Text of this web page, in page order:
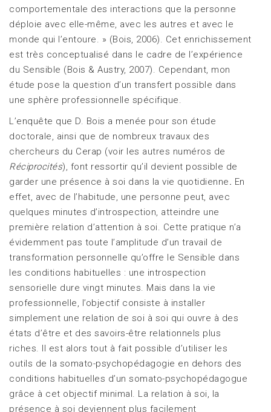
comportementale des interactions que la personne
déploie avec elle-même, avec les autres et avec le
monde qui l’entoure. » (Bois, 2006). Cet enrichissement
est très conceptualisé dans le cadre de l’expérience
du Sensible (Bois & Austry, 2007). Cependant, mon
étude pose la question d’un transfert possible dans
une sphère professionnelle spécifique.
L’enquête que D. Bois a menée pour son étude
doctorale, ainsi que de nombreux travaux des
chercheurs du Cerap (voir les autres numéros de
Réciprocités), font ressortir qu’il devient possible de
garder une présence à soi dans la vie quotidienne. En
effet, avec de l’habitude, une personne peut, avec
quelques minutes d’introspection, atteindre une
première relation d’attention à soi. Cette pratique n’a
évidemment pas toute l’amplitude d’un travail de
transformation personnelle qu’offre le Sensible dans
les conditions habituelles : une introspection
sensorielle dure vingt minutes. Mais dans la vie
professionnelle, l’objectif consiste à installer
simplement une relation de soi à soi qui ouvre à des
états d’être et des savoirs-être relationnels plus
riches. Il est alors tout à fait possible d’utiliser les
outils de la somato-psychopédagogie en dehors des
conditions habituelles d’un somato-psychopédagogue
grâce à cet objectif minimal. La relation à soi, la
présence à soi deviennent plus facilement